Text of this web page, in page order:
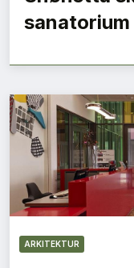
ARKITEKTUR